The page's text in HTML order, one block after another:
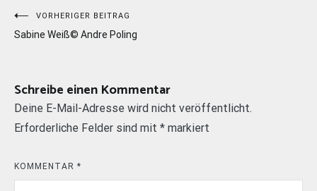
Beitragsnavigation
VORHERIGER BEITRAG
Sabine Weiß© Andre Poling
Schreibe einen Kommentar
Deine E-Mail-Adresse wird nicht veröffentlicht.
Erforderliche Felder sind mit * markiert
KOMMENTAR *